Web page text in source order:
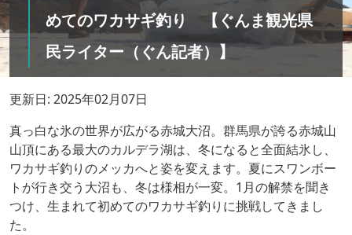
めてのワカサギ釣り 【ぐんま観光県
民ライター（ぐん記者）】
更新日: 2025年02月07日
真っ白な氷の世界が広がる赤城大沼。群馬県が誇る赤城山
山頂にある最大のカルデラ湖は、冬になると全面結氷し、
ワカサギ釣りのメッカへと姿を変えます。夏にスワンボー
トが行き交う大沼も、冬は様相が一変。1月の解禁を聞き
つけ、生まれて初めてのワカサギ釣りに挑戦してきまし
た。